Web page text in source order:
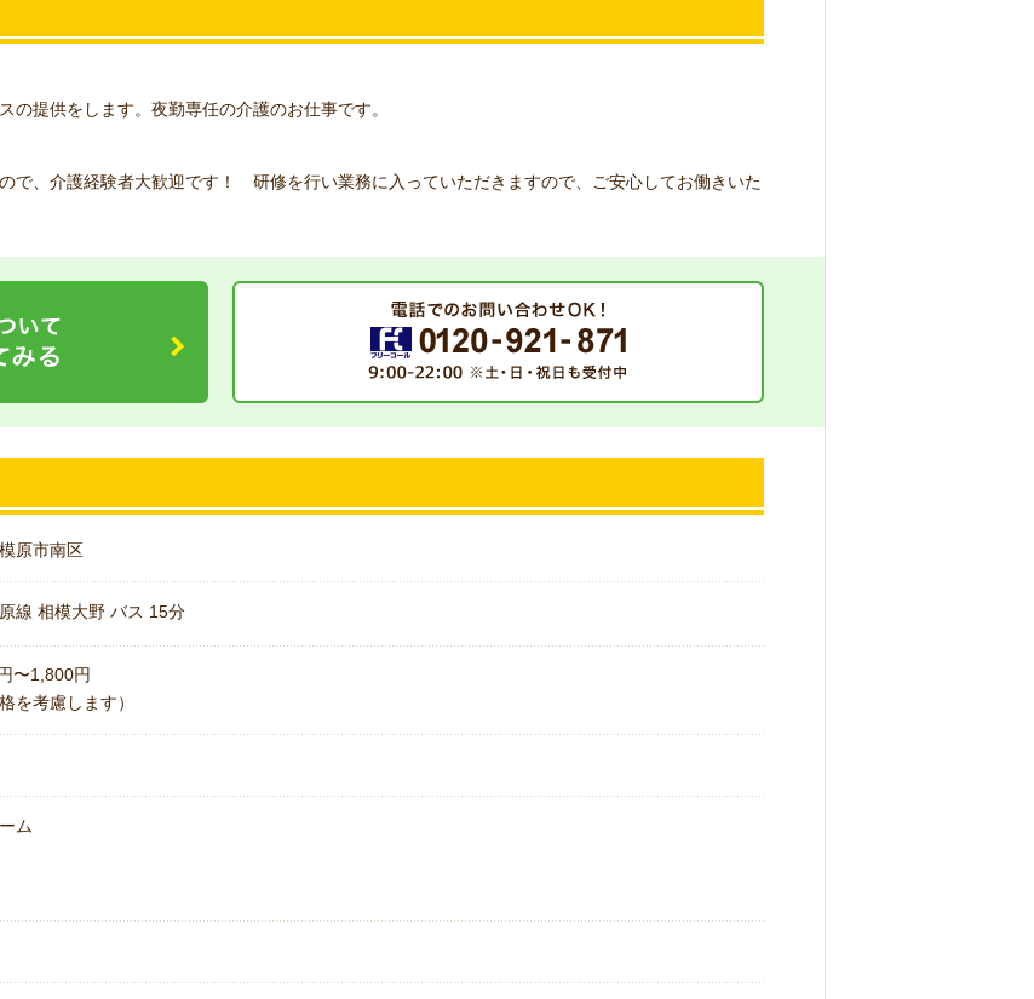
の提供をします。夜勤専任の介護のお仕事です。
で、介護経験者大歓迎です！ 研修を行い業務に入っていただきますので、ご安心してお働きいた
原市南区
線 相模大野 バス 15分
〜1,800円
を考慮します）
ム